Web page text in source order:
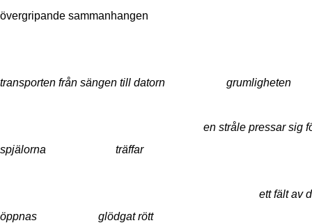
övergripande sammanhangen
transporten från sängen till datorn grumligheten
en stråle pressar sig
spjälorna träffar
ett fält av
öppnas glödgat rött